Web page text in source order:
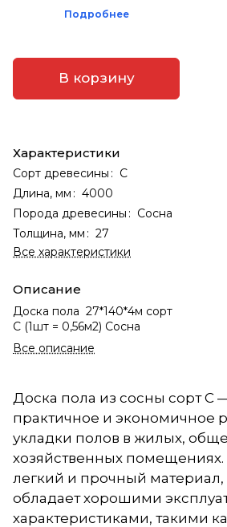
Подробнее
В корзину
Характеристики
Сорт древесины : С
Длина, мм : 4000
Порода древесины : Сосна
Толщина, мм : 27
Все характеристики
Описание
Доска пола 27*140*4м сорт
С (1шт = 0,56м2) Сосна
Все описание
Доска пола из сосны сорт С
практичное и экономичное
укладки полов в жилых,
хозяйственных помещениях.
легкий и прочный материал,
обладает хорошими
характеристиками, такими